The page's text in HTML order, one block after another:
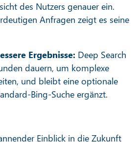
des Nutzers genauer ein.
Anfragen zeigt es seine
Ergebnisse: Deep Search
dauern, um komplexe
und bleibt eine optionale
Bing-Suche ergänzt.
Einblick in die Zukunft